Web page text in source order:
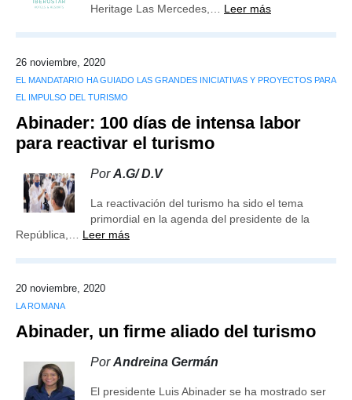
Heritage Las Mercedes,… Leer más
26 noviembre, 2020
EL MANDATARIO HA GUIADO LAS GRANDES INICIATIVAS Y PROYECTOS PARA
EL IMPULSO DEL TURISMO
Abinader: 100 días de intensa labor
para reactivar el turismo
PorA.G/ D.V
La reactivación del turismo ha sido el tema
primordial en la agenda del presidente de la
República,… Leer más
20 noviembre, 2020
LA ROMANA
Abinader, un firme aliado del turismo
PorAndreina Germán
El presidente Luis Abinader se ha mostrado ser